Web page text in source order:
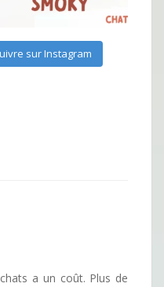
sur Instagram
a un coût. Plus de